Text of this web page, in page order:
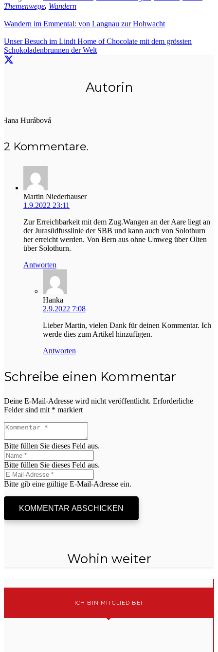
Themenwege, Wandern
Wandern im Emmental: von Langnau zur Hohwacht
Unser Besuch im Lindt Home of Chocolate mit dem grössten
Schokoladenbrunnen der Welt
Autorin
Hana Hurábová
2 Kommentare.
Martin Niederhauser
1.9.2022 23:11
Zur Erreichbarkeit mit dem Zug.Wangen an der Aare liegt an
der Jurasüdfusslinie der SBB und kann auch von Solothurn
her erreicht werden. Von Bern aus ohne Umweg über Olten
über Solothurn.
Antworten
Hanka
2.9.2022 7:08
Lieber Martin, vielen Dank für deinen Kommentar. Ich
werde dies zum Artikel hinzufügen.
Antworten
Schreibe einen Kommentar
Deine E-Mail-Adresse wird nicht veröffentlicht. Erforderliche
Felder sind mit * markiert
Bitte füllen Sie dieses Feld aus.
Bitte füllen Sie dieses Feld aus.
Bitte gib eine gültige E-Mail-Adresse ein.
KOMMENTAR ABSCHICKEN
Wohin weiter
ICH BIN MITGLIED BEI